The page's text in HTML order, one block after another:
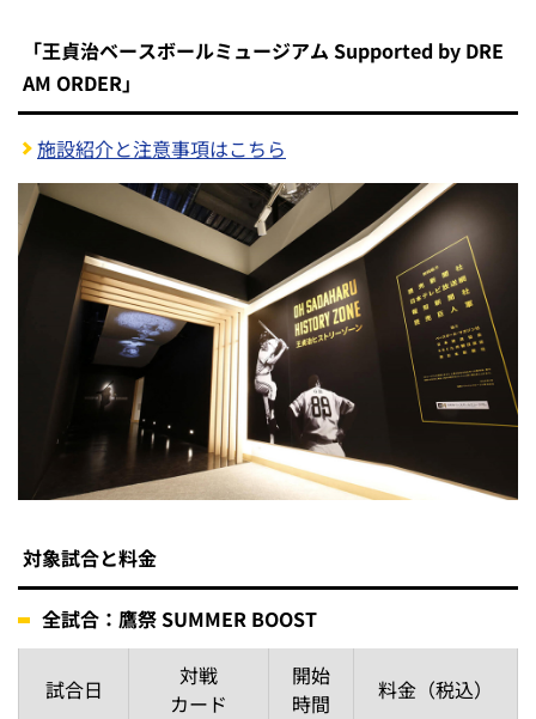
「王貞治ベースボールミュージアム Supported by DRE
AM ORDER」
施設紹介と注意事項はこちら
対象試合と料金
全試合：鷹祭 SUMMER BOOST
試合日
対戦
カード
開始
時間
料金（税込）